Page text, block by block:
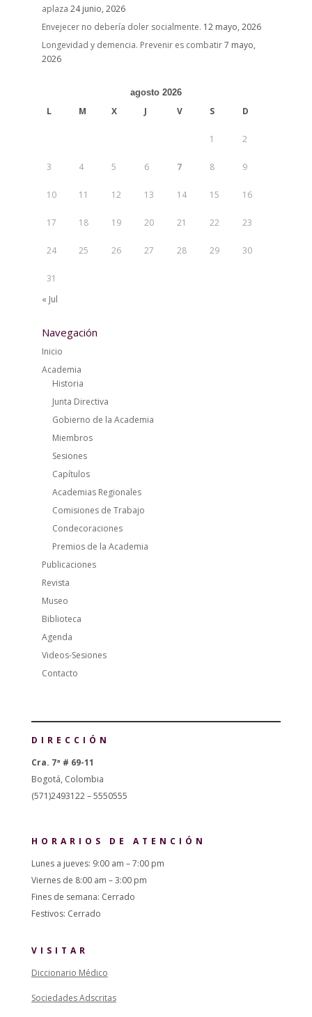
aplaza 24 junio, 2026
Envejecer no debería doler socialmente. 12 mayo, 2026
Longevidad y demencia. Prevenir es combatir7 mayo,
2026
agosto 2026
L M X J V S D
1 2
3 4 5 6 7 8 9
10 11 12 13 14 15 16
17 18 19 20 21 22 23
24 25 26 27 28 29 30
31
« Jul
Navegación
Inicio
Academia
Historia
Junta Directiva
Gobierno de la Academia
Miembros
Sesiones
Capítulos
Academias Regionales
Comisiones de Trabajo
Condecoraciones
Premios de la Academia
Publicaciones
Revista
Museo
Biblioteca
Agenda
Videos-Sesiones
Contacto
DIRECCIÓN
Cra. 7ª # 69-11
Bogotá, Colombia
(571)2493122 – 5550555
HORARIOS DE ATENCIÓN
Lunes a jueves: 9:00 am – 7:00 pm
Viernes de 8:00 am – 3:00 pm
Fines de semana: Cerrado
Festivos: Cerrado
VISITAR
Diccionario Médico
Sociedades Adscritas